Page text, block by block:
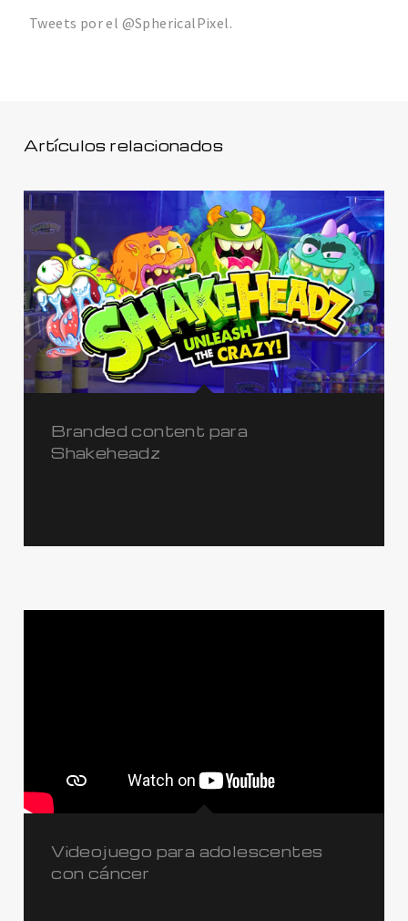
Tweets por el @SphericalPixel.
Artículos relacionados
Branded content para
Shakeheadz
Videojuego para adolescentes
con cáncer